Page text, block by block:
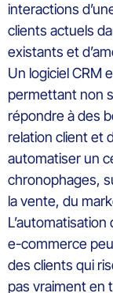
interactions
clients actuels
existants etd’
Un logiciel CRM
permettant non
répondre àdes
relation clientet
automatiser un
chronophages,
lavente, du
e-commerce
des clients qui
pas vraiment en